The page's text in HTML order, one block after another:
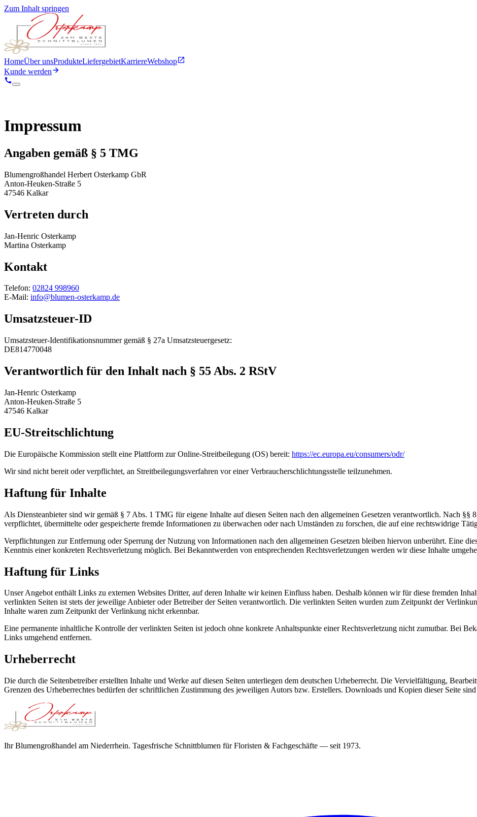
Zum Inhalt springen
HomeÜber unsProdukteLiefergebietKarriereWebshop
Kunde werden
Impressum
Angaben gemäß § 5 TMG
Blumengroßhandel Herbert Osterkamp GbR
Anton-Heuken-Straße 5
47546 Kalkar
Vertreten durch
Jan-Henric Osterkamp
Martina Osterkamp
Kontakt
Telefon: 02824 998960
E-Mail: info@blumen-osterkamp.de
Umsatzsteuer-ID
Umsatzsteuer-Identifikations­nummer gemäß § 27a Umsatzsteuergesetz:
DE814770048
Verantwortlich für den Inhalt nach § 55 Abs. 2 RStV
Jan-Henric Osterkamp
Anton-Heuken-Straße 5
47546 Kalkar
EU-Streitschlichtung
Die Europäische Kommission stellt eine Plattform zur Online-Streitbeilegung (OS) bereit: https://ec.europa.eu/consumers/odr/
Wir sind nicht bereit oder verpflichtet, an Streit­beilegungsverfahren vor einer Verbraucher­schlichtungsstelle teilzunehmen.
Haftung für Inhalte
Als Diensteanbieter sind wir gemäß § 7 Abs. 1 TMG für eigene Inhalte auf diesen Seiten nach den allgemeinen Gesetzen verantwortlich. Nach
verpflichtet, übermittelte oder gespeicherte fremde Informationen zu überwachen oder nach Umständen zu forschen, die auf eine rechtswidrige
Verpflichtungen zur Entfernung oder Sperrung der Nutzung von Informationen nach den allgemeinen Gesetzen bleiben hiervon unberührt. Eine
Kenntnis einer konkreten Rechtsverletzung möglich. Bei Bekanntwerden von entsprechenden Rechtsverletzungen werden wir diese Inhalte
Haftung für Links
Unser Angebot enthält Links zu externen Websites Dritter, auf deren Inhalte wir keinen Einfluss haben. Deshalb können wir für diese fremden
verlinkten Seiten ist stets der jeweilige Anbieter oder Betreiber der Seiten verantwortlich. Die verlinkten Seiten wurden zum Zeitpunkt der
Inhalte waren zum Zeitpunkt der Verlinkung nicht erkennbar.
Eine permanente inhaltliche Kontrolle der verlinkten Seiten ist jedoch ohne konkrete Anhaltspunkte einer Rechtsverletzung nicht zumutbar. Bei
Links umgehend entfernen.
Urheberrecht
Die durch die Seitenbetreiber erstellten Inhalte und Werke auf diesen Seiten unterliegen dem deutschen Urheberrecht. Die Vervielfältigung,
Grenzen des Urheberrechtes bedürfen der schriftlichen Zustimmung des jeweiligen Autors bzw. Erstellers. Downloads und Kopien dieser Seite
Ihr Blumengroßhandel am Niederrhein. Tagesfrische Schnittblumen für Floristen & Fachgeschäfte — seit 1973.